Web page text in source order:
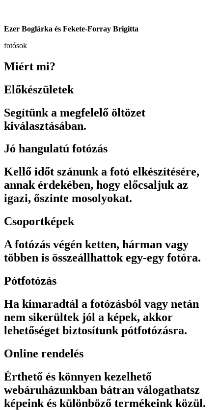
Ezer Boglárka és Fekete-Forray Brigitta
fotósok
Miért mi?
Előkészületek
Segítünk a megfelelő öltözet
kiválasztásában.
Jó hangulatú fotózás
Kellő időt szánunk a fotó elkészítésére,
annak érdekében, hogy előcsaljuk az
igazi, őszinte mosolyokat.
Csoportképek
A fotózás végén ketten, hárman vagy
többen is összeállhattok egy-egy fotóra.
Pótfotózás
Ha kimaradtál a fotózásból vagy netán
nem sikerültek jól a képek, akkor
lehetőséget biztosítunk pótfotózásra.
Online rendelés
Érthető és könnyen kezelhető
webáruházunkban bátran válogathatsz
képeink és különböző termékeink közül.